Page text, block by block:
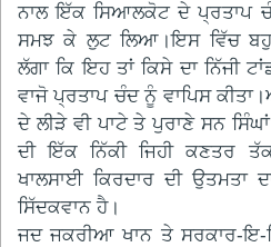
ਨਾਲ ਇੱਕ ਸਿਆਲਕੋਟ ਦੇ ਪ੍ਰਤਾਪ
ਸਮਝ ਕੇ ਲੁਟ ਲਿਆ।ਇਸ ਵਿੱਚ
ਲੱਗਾ ਕਿ ਇਹ ਤਾਂ ਕਿਸੇ ਦਾ ਨਿੱਜੀ
ਵਾਜੋ ਪ੍ਰਤਾਪ ਚੰਦ ਨੂੰ ਵਾਪਿਸ
ਦੇ ਲੀੜੇ ਵੀ ਪਾਟੇ ਤੇ ਪੁਰਾਣੇ ਸਨ
ਦੀ ਇੱਕ ਨਿੱਕੀ ਜਿਹੀ ਕਣਤਰ
ਖਾਲਸਾਈ ਕਿਰਦਾਰ ਦੀ ਉਤਮਤਾ
ਸਿੱਦਕਵਾਨ ਹੈ।
ਜਦ ਜਕਰੀਆ ਖਾਨ ਤੇ ਸਰਕਾਰ-ਇ-